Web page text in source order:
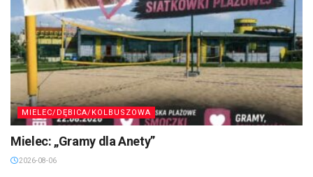
MIELEC/DĘBICA/KOLBUSZOWA
Mielec: „Gramy dla Anety”
2026-08-06